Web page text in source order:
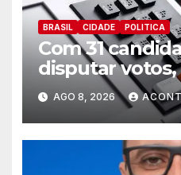
BRASIL CIDADE POLITICA
Com 31
disputar votos,
perder
AGO 8, 2026